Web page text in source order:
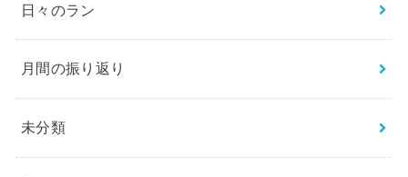
日々のラン
月間の振り返り
未分類